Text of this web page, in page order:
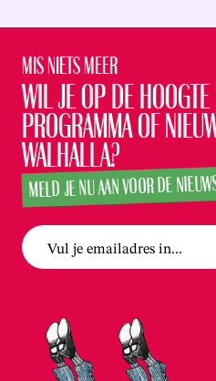
Mis niets meer
Wil je op de
programma of
Walhalla?
MELD JE NU AAN VOOR DE
Vul je emailadres in...